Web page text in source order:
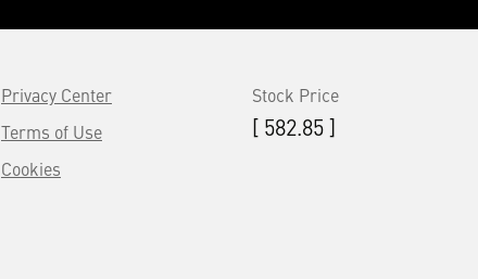
Privacy Center
Terms of Use
Cookies
Stock Price
[ 582.85 ]